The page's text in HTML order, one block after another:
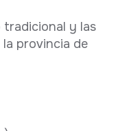
tradicional y las
provincia de